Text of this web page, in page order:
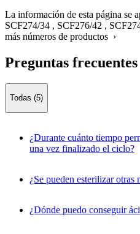
La información de esta página se
SCF274/34 , SCF276/42 ,
más números de productos ›
Preguntas frecuentes
Todas (5)
¿Durante cuánto tiempo
una vez finalizado el ciclo?
¿Se pueden esterilizar otras
¿Dónde puedo conseguir